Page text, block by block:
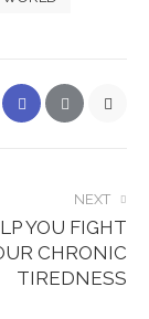
NEXT
YOU FIGHT
CHRONIC
TIREDNESS